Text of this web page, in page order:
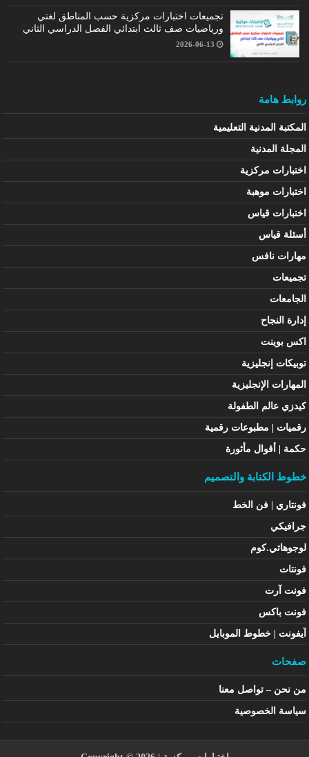
تجميعات اختبارات مركزية حسب المناطق لغتي
ورياضيات صف ثالث ابتدائي الفصل الدراسي الثاني
2026-06-13
روابط هامة
المكتبة المدنية التعليمية
المجلة المدنية
اختبارات مركزية
اختبارات موهبة
اختبارات قياس
أسئلة قياس
مهارات نافس
تجميعات
الجامعات
إدارة النجاح
اكس بوينت
توبيكات إنجليزية
المهارات الإنجليزية
كيدزي عالم الطفولة
رقميات | مطبوعات رقمية
حكمة | أقوال مأثورة
خطوط الكتابة والتصميم
فونتاري | فن الخط
جرافيكي
لوجوهاتي.كوم
فونتات
فونت آرت
فونت باكس
آيفونت | خطوط الموبايل
صفحات
من نحن – تواصل معنا
سياسة الخصوصية